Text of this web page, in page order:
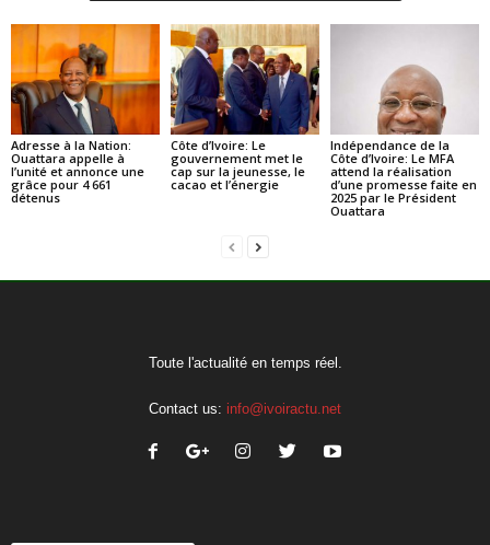
Adresse à la Nation:
Ouattara appelle à
l’unité et annonce une
grâce pour 4 661
détenus
Côte d’Ivoire: Le
gouvernement met le
cap sur la jeunesse, le
cacao et l’énergie
Indépendance de la
Côte d’Ivoire: Le MFA
attend la réalisation
d’une promesse faite en
2025 par le Président
Ouattara
Toute l'actualité en temps réel.
Contact us: info@ivoiractu.net